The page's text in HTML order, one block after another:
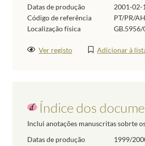
Datas de produção
2001-02-
Código de referência
PT/PR/
Localização física
Ver registo Adicionar à
Índice dos
Inclui anotações manuscritas sobrte
Datas de produção
1999/